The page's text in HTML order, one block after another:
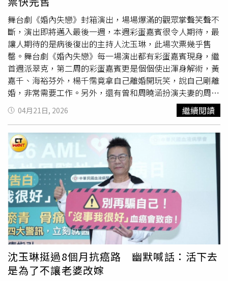
刻意誇張地隔空喊話，通知這段時間的代班人「不用再去
了」，正式宣告回歸螢光幕。
舞台劇《婚內失戀》封箱演出，場場爆滿的觀眾掌聲笑聲不
斷，演出即將邁入最後一週，本週彩蛋嘉賓很令人期待，最
讓人期待的是病後復出的主持人沈玉琳，此場次票幾乎售
罄。舞台劇《婚內失戀》每一場演出都有彩蛋嘉賓現身，繼
首週派翠克，第二周的彩蛋嘉賓更是個個使出渾身解術，黃
嘉千、海裕芬外，楊千霈竟拿自己離婚開玩笑，說自己剛離
婚，非常需要工作。另外，還有曾和周曉涵扮演夫妻的周孝
安、新婚的新手爸爸連晨翔、甫出小說的梁正群、好久不見
的劇場老將呂曼茵，以及以電影《進行曲》走紅的劉育仁
等，相當值得期待。派翠克驚喜客串舞台劇《婚內失戀》
PIZZA外送員，置入《小姐不熙娣》節目。（圖／艾彼新創
股份有限公司提供）
04月21日, 2026 繼續閱讀
沈玉琳挺過8個月抗癌路 幽默喊話：活下去
是為了不讓老婆改嫁